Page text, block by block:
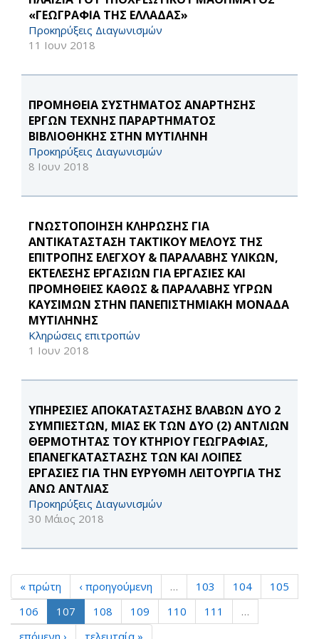
«ΓΕΩΓΡΑΦΙΑ ΤΗΣ ΕΛΛΑΔΑΣ»
Προκηρύξεις Διαγωνισμών
11 Ιουν 2018
ΠΡΟΜΗΘΕΙΑ ΣΥΣΤΗΜΑΤΟΣ ΑΝΑΡΤΗΣΗΣ
ΕΡΓΩΝ ΤΕΧΝΗΣ ΠΑΡΑΡΤΗΜΑΤΟΣ
ΒΙΒΛΙΟΘΗΚΗΣ ΣΤΗΝ ΜΥΤΙΛΗΝΗ
Προκηρύξεις Διαγωνισμών
8 Ιουν 2018
ΓΝΩΣΤΟΠΟΙΗΣΗ ΚΛΗΡΩΣΗΣ ΓΙΑ
ΑΝΤΙΚΑΤΑΣΤΑΣΗ ΤΑΚΤΙΚΟΥ ΜΕΛΟΥΣ ΤΗΣ
ΕΠΙΤΡΟΠΗΣ ΕΛΕΓΧΟΥ & ΠΑΡΑΛΑΒΗΣ ΥΛΙΚΩΝ,
ΕΚΤΕΛΕΣΗΣ ΕΡΓΑΣΙΩΝ ΓΙΑ ΕΡΓΑΣΙΕΣ ΚΑΙ
ΠΡΟΜΗΘΕΙΕΣ ΚΑΘΩΣ & ΠΑΡΑΛΑΒΗΣ ΥΓΡΩΝ
ΚΑΥΣΙΜΩΝ ΣΤΗΝ ΠΑΝΕΠΙΣΤΗΜΙΑΚΗ ΜΟΝΑΔΑ
ΜΥΤΙΛΗΝΗΣ
Κληρώσεις επιτροπών
1 Ιουν 2018
ΥΠΗΡΕΣΙΕΣ ΑΠΟΚΑΤΑΣΤΑΣΗΣ ΒΛΑΒΩΝ ΔΥΟ 2
ΣΥΜΠΙΕΣΤΩΝ, ΜΙΑΣ ΕΚ ΤΩΝ ΔΥΟ (2) ΑΝΤΛΙΩΝ
ΘΕΡΜΟΤΗΤΑΣ ΤΟΥ ΚΤΗΡΙΟΥ ΓΕΩΓΡΑΦΙΑΣ,
ΕΠΑΝΕΓΚΑΤΑΣΤΑΣΗΣ ΤΩΝ ΚΑΙ ΛΟΙΠΕΣ
ΕΡΓΑΣΙΕΣ ΓΙΑ ΤΗΝ ΕΥΡΥΘΜΗ ΛΕΙΤΟΥΡΓΙΑ ΤΗΣ
ΑΝΩ ΑΝΤΛΙΑΣ
Προκηρύξεις Διαγωνισμών
30 Μάιος 2018
« πρώτη ‹ προηγούμενη … 103 104
105
106
107 108 109 110 111
…